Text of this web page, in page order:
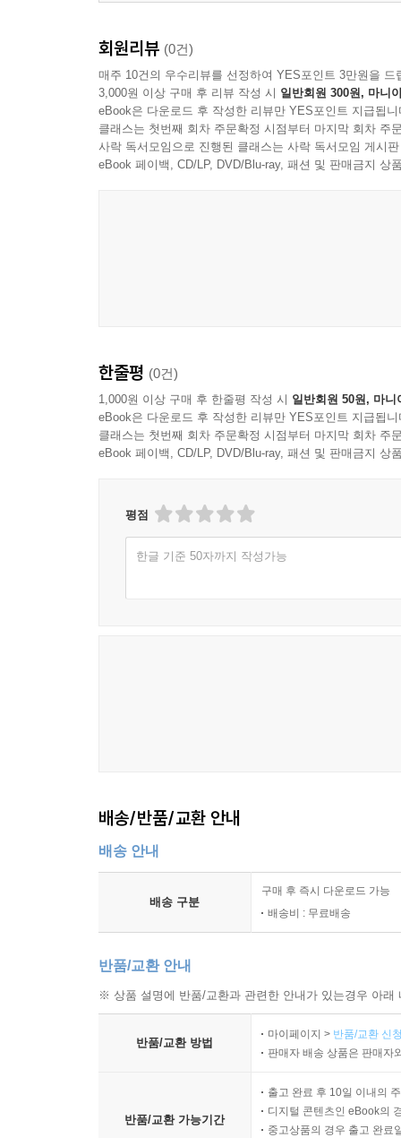
5장. 스탑 주문: 손절·돌파 매매의 숨은 지뢰
5-1. 스탑이 먹히는 구간: 손절이 깔끔하게 실행되
6-2. 월급날마다 반복하는 매수 패턴: 분할·시간·유
회원리뷰 (0건)
매주 10건의 우수리뷰를 선정하여 YES포인트 3만원을 드
3,000원 이상 구매 후 리뷰 작성 시 일반회원 300원, 마니
eBook은 다운로드 후 작성한 리뷰만 YES포인트 지급됩니
클래스는 첫번째 회차 주문확정 시점부터 마지막 회차 주
사락 독서모임으로 진행된 클래스는 사락 독서모임 게시
eBook 페이백, CD/LP, DVD/Blu-ray, 패션 및 판매금지 상
한줄평 (0건)
1,000원 이상 구매 후 한줄평 작성 시 일반회원 50원, 마니
eBook은 다운로드 후 작성한 리뷰만 YES포인트 지급됩니
클래스는 첫번째 회차 주문확정 시점부터 마지막 회차 주
eBook 페이백, CD/LP, DVD/Blu-ray, 패션 및 판매금지 상
평점
한글 기준 50자까지 작성가능
배송/반품/교환 안내
배송 안내
배송 구분
구매 후 즉시 다운로드 가능
배송비 : 무료배송
반품/교환 안내
※ 상품 설명에 반품/교환과 관련한 안내가 있는경우 아
반품/교환 방법
마이페이지 > 반품/교환 신
판매자 배송 상품은 판매자
반품/교환 가능기간
출고 완료 후 10일 이내의
디지털 콘텐츠인 eBook의
중고상품의 경우 출고 완료